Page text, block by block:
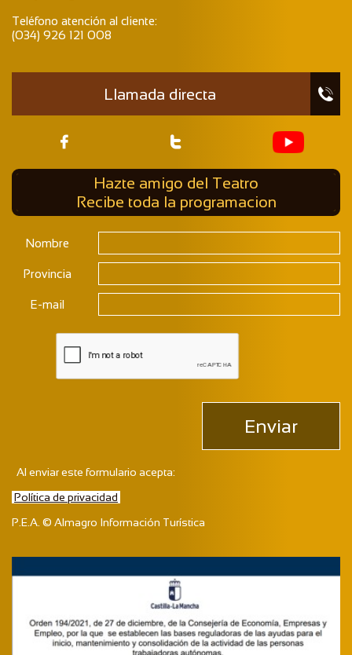
Teléfono atención al cliente:
(034) 926 121 008
Llamada directa 
 
Hazte amigo del Teatro
Recibe toda la programacion
Nombre
Provincia
E-mail
Enviar
Al enviar este formulario acepta:
Política de privacidad
P.E.A. © Almagro Información Turística